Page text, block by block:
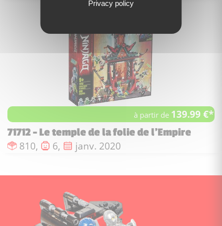
à partir de 139.99 €*
71712 - Le temple de la folie de l'Empire
Nombre de pièces :
810, Nombre de figurines :
6, Date de sortie :
janv. 2020
Privacy policy